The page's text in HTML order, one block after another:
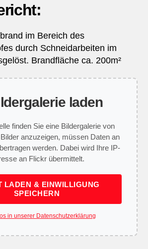
im Bereich des
durch Schneidarbeiten im
Brandfläche ca. 200m²
laden
finden Sie eine Bildergalerie von
anzuzeigen, müssen Daten an
werden. Dabei wird Ihre IP-
an Flickr übermittelt.
LADEN & EINWILLIGUNG
SPEICHERN
in unserer Datenschutzerklärung